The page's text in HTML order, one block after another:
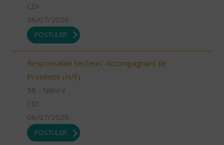
CDI
06/07/2026
POSTULER
Responsable Secteur/ Accompagnant de
Proximité (H/F)
58 - Nièvre
CDI
06/07/2026
POSTULER